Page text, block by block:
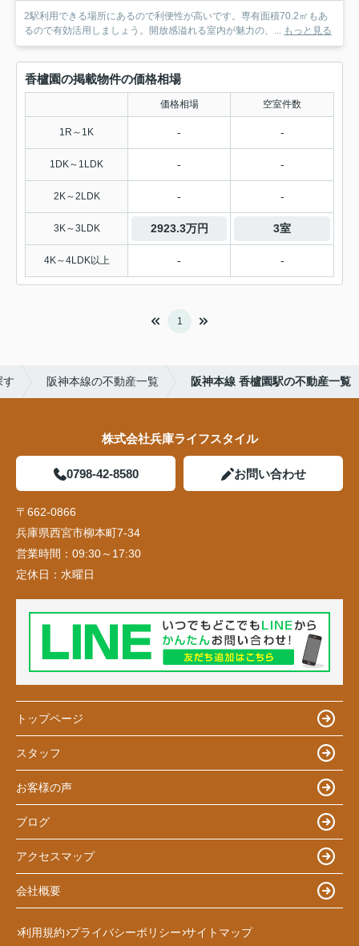
2駅利用できる場所にあるので利便性が高いです。専有面積70.2㎡もあ
るので有効活用しましょう。開放感溢れる室内が魅力の、... もっと見る
香櫨園の掲載物件の価格相場
価格相場 空室件数
1R～1K - -
1DK～1LDK - -
2K～2LDK - -
3K～3LDK 2923.3万円 3室
4K～4LDK以上 - -
1
す 阪神本線の不動産一覧 阪神本線 香櫨園駅の不動産一覧
株式会社兵庫ライフスタイル
0798-42-8580 お問い合わせ
〒662-0866
兵庫県西宮市柳本町7-34
営業時間： 09:30～17:30
定休日： 水曜日
トップページ
スタッフ
お客様の声
ブログ
アクセスマップ
会社概要
利用規約 プライバシーポリシー サイトマップ